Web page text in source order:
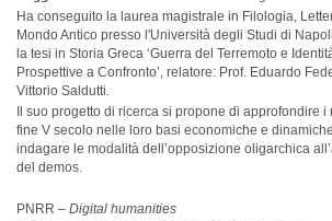
Ha conseguito la laurea magistrale in Filologia,
Mondo Antico presso l'Università degli Studi di
la tesi in Storia Greca ‘Guerra del Terremoto e
Prospettive a Confronto’, relatore: Prof. Eduardo
Vittorio Saldutti.
Il suo progetto di ricerca si propone di approfondire
fine V secolo nelle loro basi economiche e
indagare le modalità dell’opposizione oligarchica
del demos.
PNRR – Digital humanities